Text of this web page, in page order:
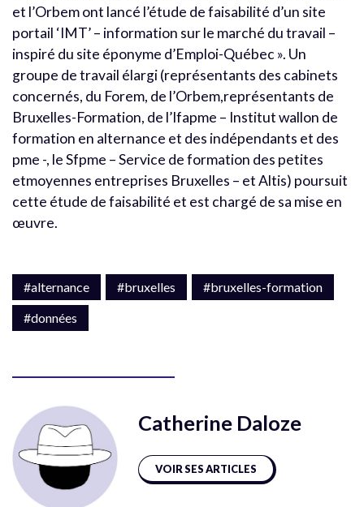
et l’Orbem ont lancé l’étude de faisabilité d’un site
portail ‘IMT’ – information sur le marché du travail –
inspiré du site éponyme d’Emploi-Québec ». Un
groupe de travail élargi (représentants des cabinets
concernés, du Forem, de l’Orbem,représentants de
Bruxelles-Formation, de l’Ifapme – Institut wallon de
formation en alternance et des indépendants et des
pme -, le Sfpme – Service de formation des petites
etmoyennes entreprises Bruxelles – et Altis) poursuit
cette étude de faisabilité et est chargé de sa mise en
œuvre.
#alternance #bruxelles
#bruxelles-formation
#données
Catherine Daloze
VOIR SES ARTICLES